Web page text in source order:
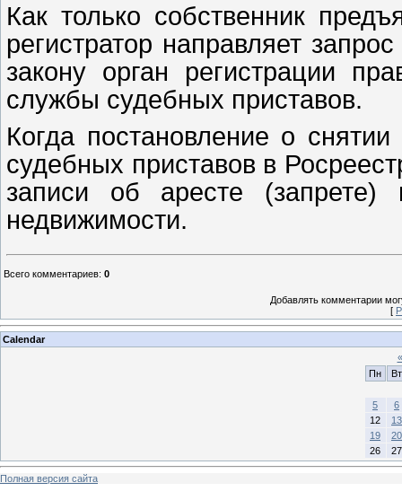
Как только собственник
регистратор направляет
закону орган регистрации
службы судебных приставов.
Когда постановление о
судебных приставов в
записи об аресте (запрете)
недвижимости.
Всего комментариев: 0
Добавлять комментарии
[
Calendar
«
Пн
Вт
5
6
12
13
19
20
26
27
Полная версия сайта